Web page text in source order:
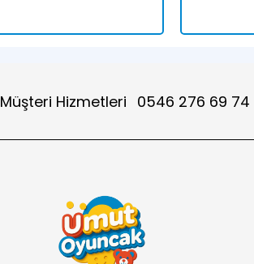
Müşteri Hizmetleri 0546 276 69 74